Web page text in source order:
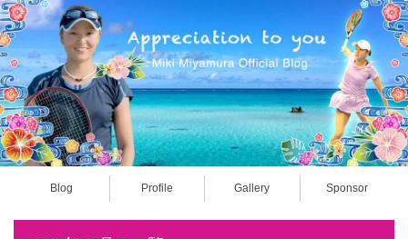
Blog Profile Gallery Sponsor